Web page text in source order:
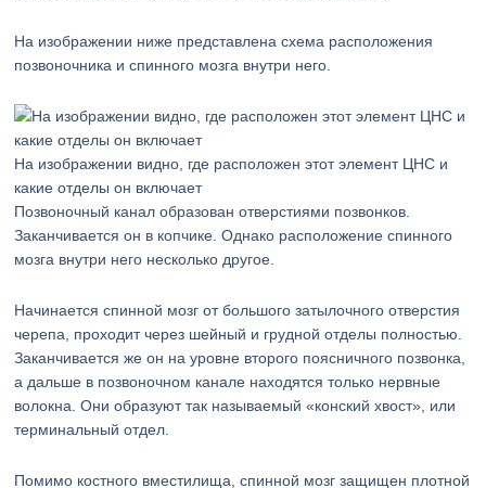
На изображении ниже представлена схема расположения
позвоночника и спинного мозга внутри него.
На изображении видно, где расположен этот элемент ЦНС и
какие отделы он включает
Позвоночный канал образован отверстиями позвонков.
Заканчивается он в копчике. Однако расположение спинного
мозга внутри него несколько другое.
Начинается спинной мозг от большого затылочного отверстия
черепа, проходит через шейный и грудной отделы полностью.
Заканчивается же он на уровне второго поясничного позвонка,
а дальше в позвоночном канале находятся только нервные
волокна. Они образуют так называемый «конский хвост», или
терминальный отдел.
Помимо костного вместилища, спинной мозг защищен плотной